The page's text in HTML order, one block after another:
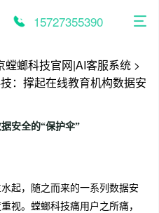
15727355390
螳螂科技官网|AI客服系统 >
：撑起在线教育机构数据安
安全的“保护伞”
起，随之而来的一系列数据安
视。螳螂科技痛用户之所痛，